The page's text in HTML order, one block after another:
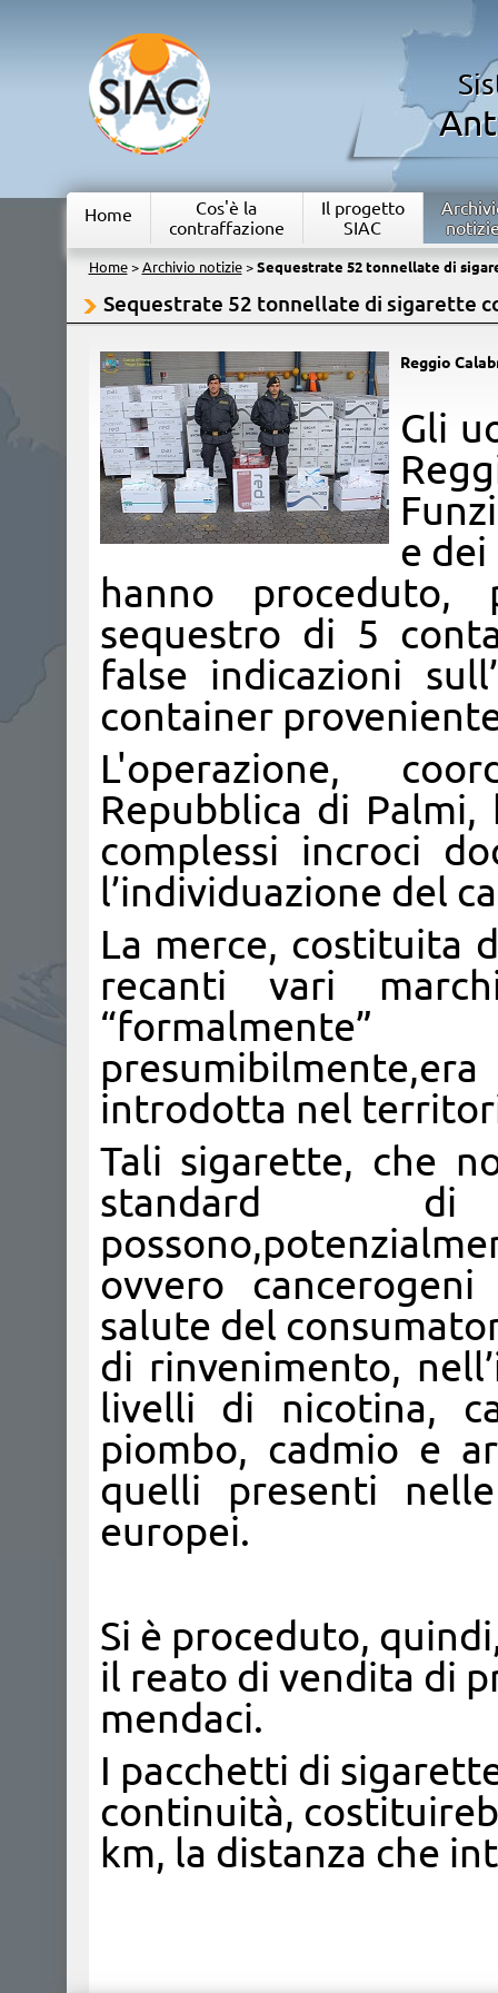
Home
Cos'è la
contraffazione
Il progetto
SIAC
Home> Archivio notizie> Sequestrate 52 tonnellate di
Sequestrate 52 tonnellate di sigarette
Reggio
​Gli
e dei
hanno
sequestro di 5
false indicazioni
container
L'operazione,
Repubblica di
complessi incroci
l’individuazione del
La merce, costituita
recanti vari
introdotta nel
Tali sigarette, che
standard di
ovvero
salute del
di rinvenimento,
livelli di nicotina,
piombo, cadmio e
quelli presenti
europei.
Si è proceduto,
il reato di vendita di
mendaci.
I pacchetti di
continuità,
km, la distanza che